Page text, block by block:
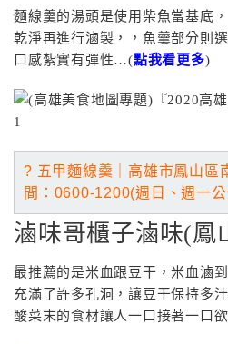
麵線羹的湯頭是使用柴魚當基底
乾淨再進行滷製，，魚羹部分則
口感紮實有彈性…(點我看更多)
? 五甲麵線羹｜高雄市鳳山區
間：0600-1200(週日、週一
滷味哥櫃子滷味(鳳
最推薦的是米血跟豆干，米血滷
充滿了許多孔洞，讓豆干保持多
酸菜末的食材讓人一口接著一口